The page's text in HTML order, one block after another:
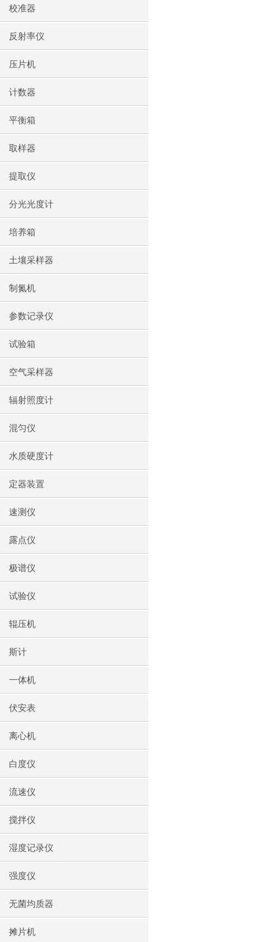
校准器
反射率仪
压片机
计数器
平衡箱
取样器
提取仪
分光光度计
培养箱
土壤采样器
制氮机
参数记录仪
试验箱
空气采样器
辐射照度计
混匀仪
水质硬度计
定器装置
速测仪
露点仪
极谱仪
试验仪
辊压机
斯计
一体机
伏安表
离心机
白度仪
流速仪
搅拌仪
湿度记录仪
强度仪
无菌均质器
摊片机